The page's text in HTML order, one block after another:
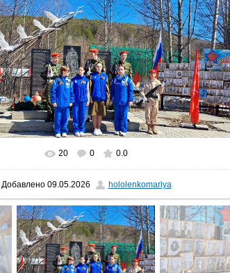
20 0 0.0
Добавлено09.05.2026 hololenkomariya